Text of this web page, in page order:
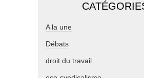
A la une
Débats
droit du travail